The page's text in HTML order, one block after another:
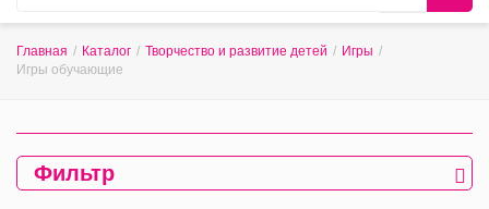
Главная / Каталог / Творчество и развитие детей / Игры /
Игры обучающие
Фильтр